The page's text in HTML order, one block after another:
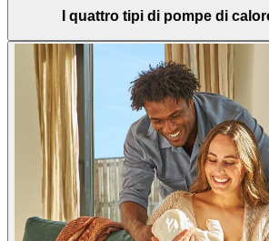
I quattro tipi di pompe di